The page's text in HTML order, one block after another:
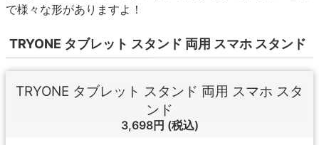
で様々な形がありますよ！
TRYONE タブレット スタンド 両用 スマホ スタンド
TRYONE タブレット スタンド 両用 スマホ スタ
ンド
3,698円 (税込)